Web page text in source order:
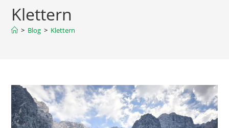
Klettern
> Blog > Klettern